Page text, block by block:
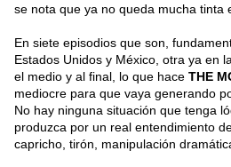
se nota que ya no queda mucha tinta
En siete episodios que son,
Estados Unidos y México, otra ya en
el medio y al final, lo que hace THE
mediocre para que vaya generando
No hay ninguna situación que tenga
produzca por un real entendimiento
capricho, tirón, manipulación